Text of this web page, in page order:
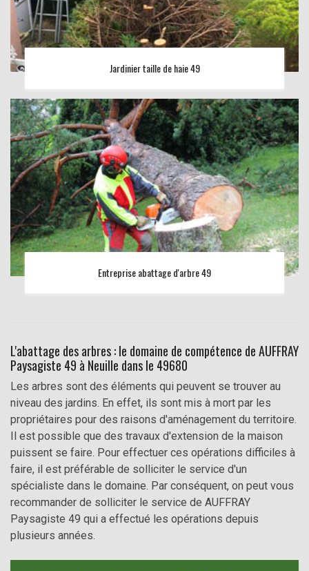
Jardinier taille de haie 49
Entreprise abattage d'arbre 49
L'abattage des arbres : le domaine de compétence de AUFFRAY
Paysagiste 49 à Neuille dans le 49680
Les arbres sont des éléments qui peuvent se trouver au
niveau des jardins. En effet, ils sont mis à mort par les
propriétaires pour des raisons d'aménagement du territoire.
Il est possible que des travaux d'extension de la maison
puissent se faire. Pour effectuer ces opérations difficiles à
faire, il est préférable de solliciter le service d'un
spécialiste dans le domaine. Par conséquent, on peut vous
recommander de solliciter le service de AUFFRAY
Paysagiste 49 qui a effectué les opérations depuis
plusieurs années.